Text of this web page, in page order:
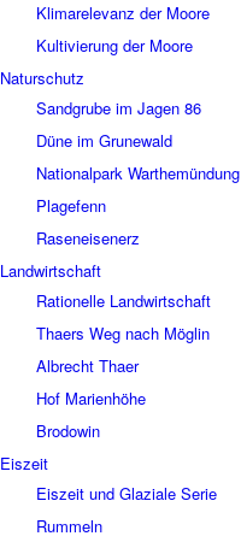
Klima­re­le­vanz der Moore
Kulti­vie­rung der Moore
Natur­schutz
Sand­grube im Jagen 86
Düne im Grune­wald
Natio­nal­park Warthe­mün­dung
Plage­fenn
Rasen­ei­sen­erz
Land­wirt­schaft
Ratio­nelle Land­wirt­schaft
Thaers Weg nach Möglin
Albrecht Thaer
Hof Mari­en­höhe
Brodo­win
Eiszeit
Eiszeit und Glaziale Serie
Rummeln